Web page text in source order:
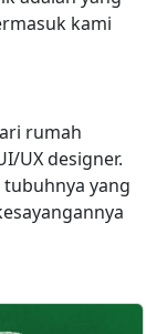
kami
rumah
UX designer.
yang